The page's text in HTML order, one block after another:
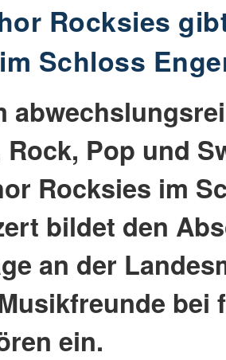
Rocksies
Schloss
Rock, Pop und
Rocksies im
bildet den
an der
bei
ein.